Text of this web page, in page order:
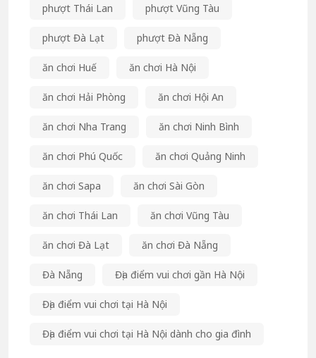
phượt Thái Lan phượt Vũng Tàu
phượt Đà Lạt phượt Đà Nẵng
ăn chơi Huế ăn chơi Hà Nội
ăn chơi Hải Phòng ăn chơi Hội An
ăn chơi Nha Trang ăn chơi Ninh Bình
ăn chơi Phú Quốc ăn chơi Quảng Ninh
ăn chơi Sapa ăn chơi Sài Gòn
ăn chơi Thái Lan ăn chơi Vũng Tàu
ăn chơi Đà Lạt ăn chơi Đà Nẵng
Đà Nẵng Địa điểm vui chơi gần Hà Nội
Địa điểm vui chơi tại Hà Nội
Địa điểm vui chơi tại Hà Nội dành cho gia đình